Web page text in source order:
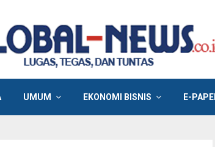
UMUM EKONOMI BISNIS E-